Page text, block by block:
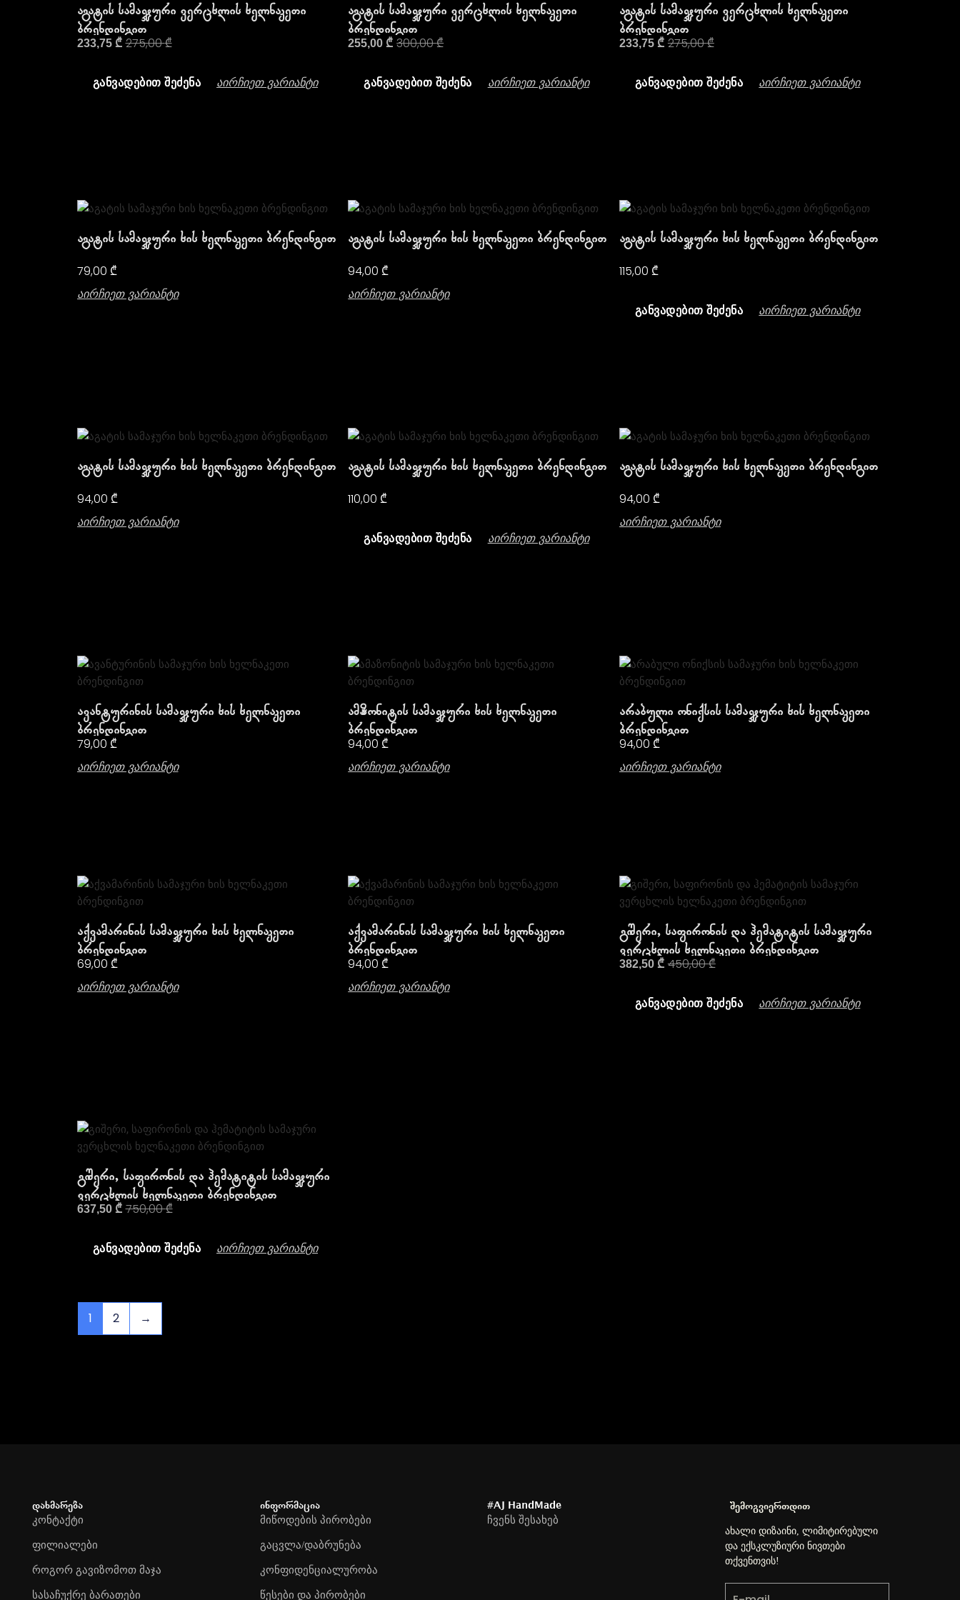
Აგატის Სამაჯური Ვერცხლის Ხელნაკეთი
Ბრენდინგით
275,00₾
233,75 ₾
ᲒᲐᲜᲕᲐᲓᲔᲑᲘᲗ ᲨᲔᲫᲔᲜᲐ Აირჩიეთ Ვარიანტი
Აგატის Სამაჯური Ვერცხლის Ხელნაკეთი
Ბრენდინგით
300,00₾
255,00 ₾
ᲒᲐᲜᲕᲐᲓᲔᲑᲘᲗ ᲨᲔᲫᲔᲜᲐ Აირჩიეთ Ვარიანტი
Აგატის Სამაჯური Ვერცხლის Ხელნაკეთი
Ბრენდინგით
275,00₾
233,75 ₾
ᲒᲐᲜᲕᲐᲓᲔᲑᲘᲗ ᲨᲔᲫᲔᲜᲐ Აირჩიეთ Ვარიანტი
Აგატის Სამაჯური Ხის Ხელნაკეთი Ბრენდინგით
79,00 ₾
Აირჩიეთ Ვარიანტი
Აგატის Სამაჯური Ხის Ხელნაკეთი Ბრენდინგით
94,00₾
Აირჩიეთ Ვარიანტი
Აგატის Სამაჯური Ხის Ხელნაკეთი Ბრენდინგით
115,00 ₾
ᲒᲐᲜᲕᲐᲓᲔᲑᲘᲗ ᲨᲔᲫᲔᲜᲐ Აირჩიეთ Ვარიანტი
Აგატის Სამაჯური Ხის Ხელნაკეთი Ბრენდინგით
94,00 ₾
Აირჩიეთ Ვარიანტი
Აგატის Სამაჯური Ხის Ხელნაკეთი Ბრენდინგით
110,00₾
ᲒᲐᲜᲕᲐᲓᲔᲑᲘᲗ ᲨᲔᲫᲔᲜᲐ Აირჩიეთ Ვარიანტი
Აგატის Სამაჯური Ხის Ხელნაკეთი Ბრენდინგით
94,00 ₾
Აირჩიეთ Ვარიანტი
Ავანტურინის Სამაჯური Ხის Ხელნაკეთი
Ბრენდინგით
79,00 ₾
Აირჩიეთ Ვარიანტი
Ამაზონიტის Სამაჯური Ხის Ხელნაკეთი
Ბრენდინგით
94,00₾
Აირჩიეთ Ვარიანტი
Არაბული Ონიქსის Სამაჯური Ხის Ხელნაკეთი
Ბრენდინგით
94,00 ₾
Აირჩიეთ Ვარიანტი
Აქვამარინის Სამაჯური Ხის Ხელნაკეთი
Ბრენდინგით
69,00 ₾
Აირჩიეთ Ვარიანტი
Აქვამარინის Სამაჯური Ხის Ხელნაკეთი
Ბრენდინგით
94,00₾
Აირჩიეთ Ვარიანტი
Გიშერი, Საფირონის Და Ჰემატიტის Სამაჯური
Ვერცხლის Ხელნაკეთი Ბრენდინგით
450,00₾
382,50 ₾
ᲒᲐᲜᲕᲐᲓᲔᲑᲘᲗ ᲨᲔᲫᲔᲜᲐ Აირჩიეთ Ვარიანტი
Გიშერი, Საფირონის Და Ჰემატიტის Სამაჯური
Ვერცხლის Ხელნაკეთი Ბრენდინგით
750,00₾
637,50 ₾
ᲒᲐᲜᲕᲐᲓᲔᲑᲘᲗ ᲨᲔᲫᲔᲜᲐ Აირჩიეთ Ვარიანტი
1 2 →
დახმარება
კონტაქტი
ფილიალები
როგორ გავიზომოთ მაჯა
სასაჩუქრე ბარათები
ინფორმაცია
მიწოდების პირობები
გაცვლა/დაბრუნება
კონფიდენციალურობა
წესები და პირობები
#AJ HandMade
ჩვენს შესახებ
შემოგვიერთდით
ახალი დიზაინი, ლიმიტირებული
და ექსკლუზიური ნივთები
თქვენთვის!